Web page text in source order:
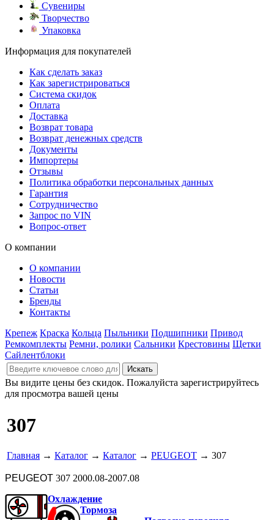
Сувениры
Творчество
Упаковка
Информация для покупателей
Как сделать заказ
Как зарегистрироваться
Система скидок
Оплата
Доставка
Возврат товара
Возврат денежных средств
Документы
Импортеры
Отзывы
Политика обработки персональных данных
Гарантия
Сотрудничество
Запрос по VIN
Вопрос-ответ
О компании
О компании
Новости
Статьи
Бренды
Контакты
Крепеж Краска Кольца Пыльники Подшипники Привод
Ремкомплекты Ремни, ролики Сальники Крестовины Щетки
Сайлентблоки
Вы видите цены без скидок. Пожалуйста зарегистрируйтесь
для просмотра вашей цены
307
Главная → Каталог → Каталог → PEUGEOT → 307
PEUGEOT 307 2000.08-2007.08
Охлаждение
Тормоза